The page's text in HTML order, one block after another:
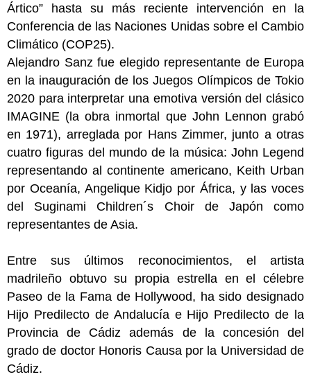
Ártico” hasta su más reciente intervención en la
Conferencia de las Naciones Unidas sobre el Cambio
Climático (COP25).
Alejandro Sanz fue elegido representante de Europa
en la inauguración de los Juegos Olímpicos de Tokio
2020 para interpretar una emotiva versión del clásico
IMAGINE (la obra inmortal que John Lennon grabó
en 1971), arreglada por Hans Zimmer, junto a otras
cuatro figuras del mundo de la música: John Legend
representando al continente americano, Keith Urban
por Oceanía, Angelique Kidjo por África, y las voces
del Suginami Children´s Choir de Japón como
representantes de Asia.
Entre sus últimos reconocimientos, el artista
madrileño obtuvo su propia estrella en el célebre
Paseo de la Fama de Hollywood, ha sido designado
Hijo Predilecto de Andalucía e Hijo Predilecto de la
Provincia de Cádiz además de la concesión del
grado de doctor Honoris Causa por la Universidad de
Cádiz.